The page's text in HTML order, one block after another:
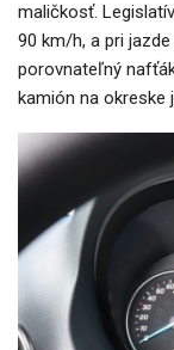
maličkosť.
90 km/h, a pri
porovnateľný
kamión na okreske